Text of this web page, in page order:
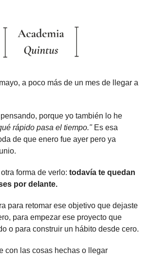
a poco más de un mes de llegar a
porque yo también lo he
rápido pasa el tiempo." Es esa
de que enero fue ayer pero ya
forma de verlo: todavía te quedan
por delante.
para retomar ese objetivo que dejaste
para empezar ese proyecto que
o para construir un hábito desde cero.
con las cosas hechas o llegar